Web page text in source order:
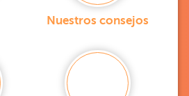
Nuestros consejos